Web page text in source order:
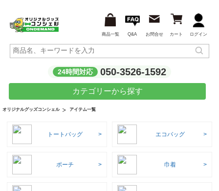
商品一覧 Q&A お問合せ カート ログイン
24時間対応 050-3526-1592
カテゴリーから探す
オリジナルグッズコンシェル アイテム一覧
トートバッグ エコバッグ
ポーチ 巾着